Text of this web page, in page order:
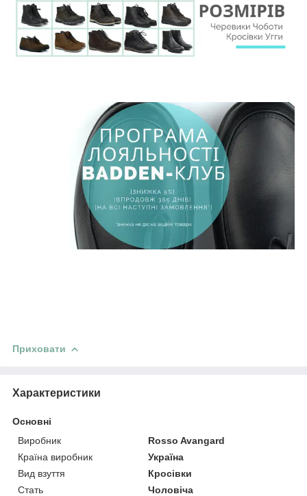
Приховати
Характеристики
Основні
Виробник
Rosso Avangard
Країна виробник
Україна
Вид взуття
Кросівки
Стать
Чоловіча